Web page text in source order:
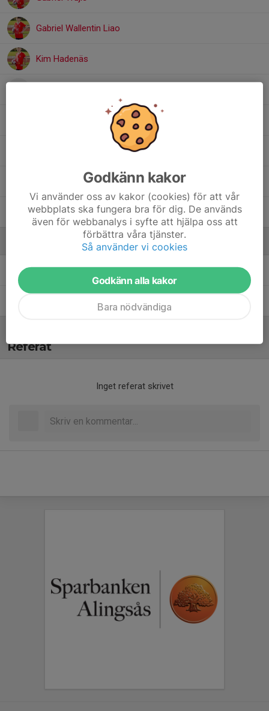
Gabriel Wallentin Liao
Kim Hadenäs
Tristan Holmberg Hallberg
Vilmer Åkerblom
Daniel BengtssonTränare
Tränare
Referat
Inget referat skrivet
Godkänn kakor
Vi använder oss av kakor (cookies) för att vår
webbplats ska fungera bra för dig. De används
även för webbanalys i syfte att hjälpa oss att
förbättra våra tjänster.
Så använder vi cookies
Godkänn alla kakor
Bara nödvändiga